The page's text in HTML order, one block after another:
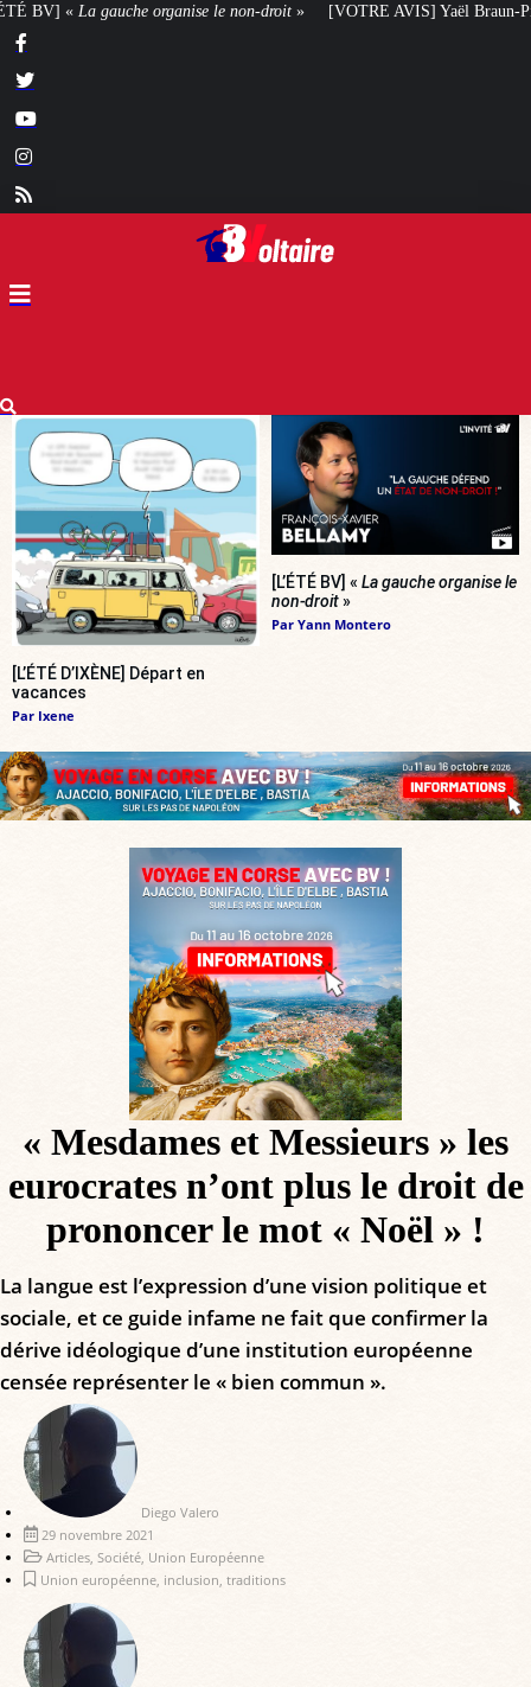
droit» [VOTRE AVIS] Yaël Braun-Pivet doit-elle renoncer à son projet
[L’ÉTÉ D’IXÈNE] Départ en
vacances
Par Ixene
[L’ÉTÉ BV] « La gauche organise le
non-droit»
Par Yann Montero
« Mesdames et Messieurs » les
eurocrates n’ont plus le droit de
prononcer le mot « Noël » !
La langue est l’expression d’une vision politique et
sociale, et ce guide infame ne fait que confirmer la
dérive idéologique d’une institution européenne
censée représenter le « bien commun ».
Diego Valero
29 novembre 2021
Articles, Société, Union Européenne
Union européenne, inclusion, traditions